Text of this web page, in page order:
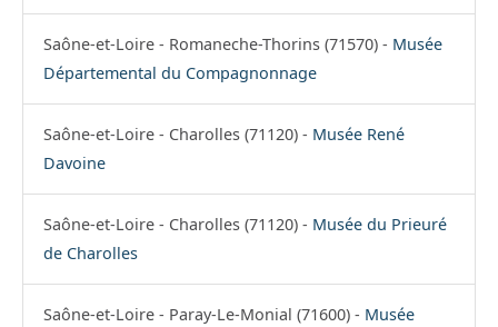
Saône-et-Loire - Romaneche-Thorins (71570) - Musée
Départemental du Compagnonnage
Saône-et-Loire - Charolles (71120) - Musée René
Davoine
Saône-et-Loire - Charolles (71120) - Musée du Prieuré
de Charolles
Saône-et-Loire - Paray-Le-Monial (71600) - Musée